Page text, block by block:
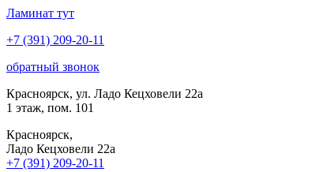
Ламинат тут
+7 (391) 209-20-11
обратный звонок
Красноярск, ул. Ладо Кецховели 22а
1 этаж, пом. 101
Красноярск,
Ладо Кецховели 22a
+7 (391) 209-20-11